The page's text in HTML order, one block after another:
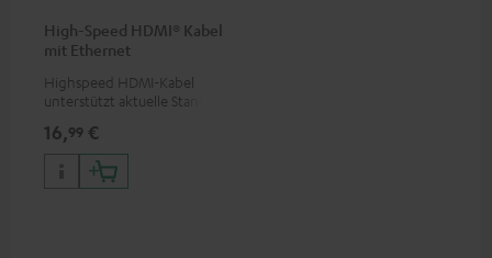
High-Speed HDMI® Kabel
mit Ethernet
Highspeed HDMI-Kabel
unterstützt aktuelle Standards
16,99 €